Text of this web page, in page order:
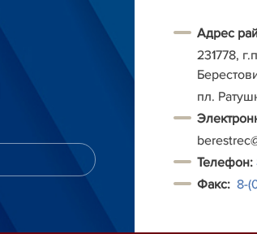
Адрес
231778,
пл.
Телефон:
Факс: 8-